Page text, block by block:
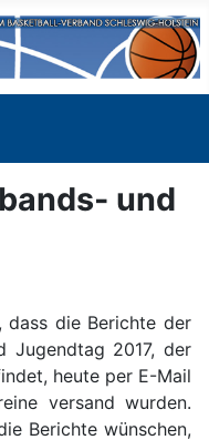
und
dass die Berichte der
Jugendtag 2017, der
heute per E-Mail
versand wurden.
Berichte wünschen,